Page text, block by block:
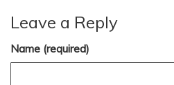
Leave a Reply
Name (required)